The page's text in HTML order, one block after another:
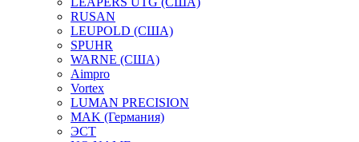
RUSAN
LEUPOLD (США)
SPUHR
WARNE (США)
Aimpro
Vortex
LUMAN PRECISION
MAK (Германия)
ЭСТ